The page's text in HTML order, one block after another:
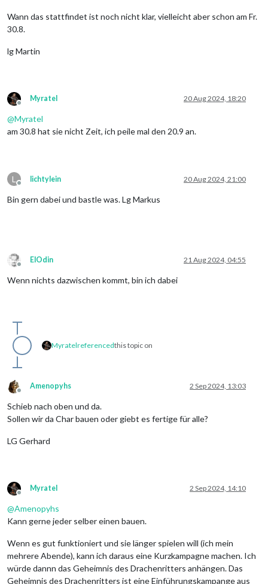
Wann das stattfindet ist noch nicht klar, vielleicht aber schon am Fr.
30.8.
lg Martin
Offline
Myratel 20 Aug 2024, 18:20
@Myratel
am 30.8 hat sie nicht Zeit, ich peile mal den 20.9 an.
L
Offline
lichtylein 20 Aug 2024, 21:00
Bin gern dabei und bastle was. Lg Markus
Offline
ElOdin 21 Aug 2024, 04:55
Wenn nichts dazwischen kommt, bin ich dabei
Myratelreferencedthis topic on
Offline
Amenopyhs 2 Sep 2024, 13:03
Schieb nach oben und da.
Sollen wir da Char bauen oder giebt es fertige für alle?
LG Gerhard
Offline
Myratel 2 Sep 2024, 14:10
@Amenopyhs
Kann gerne jeder selber einen bauen.
Wenn es gut funktioniert und sie länger spielen will (ich mein
mehrere Abende), kann ich daraus eine Kurzkampagne machen. Ich
würde dannn das Geheimnis des Drachenritters anhängen. Das
Geheimnis des Drachenritters ist eine Einführungskampange aus